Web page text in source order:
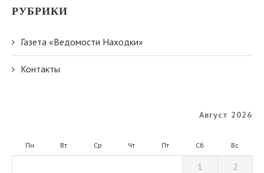
РУБРИКИ
Газета «Ведомости Находки»
Контакты
Август 2026
Пн Вт Ср Чт Пт Сб Вс
1
2